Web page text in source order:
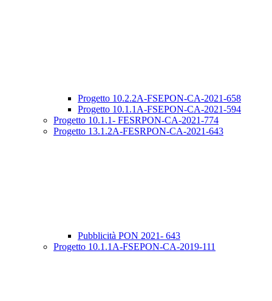
Progetto 10.2.2A-FSEPON-CA-2021-658
Progetto 10.1.1A-FSEPON-CA-2021-594
Progetto 10.1.1- FESRPON-CA-2021-774
Progetto 13.1.2A-FESRPON-CA-2021-643
Pubblicità PON 2021- 643
Progetto 10.1.1A-FSEPON-CA-2019-111